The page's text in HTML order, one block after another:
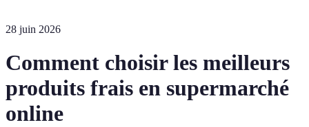
28 juin 2026
Comment choisir les meilleurs
produits frais en supermarché
online